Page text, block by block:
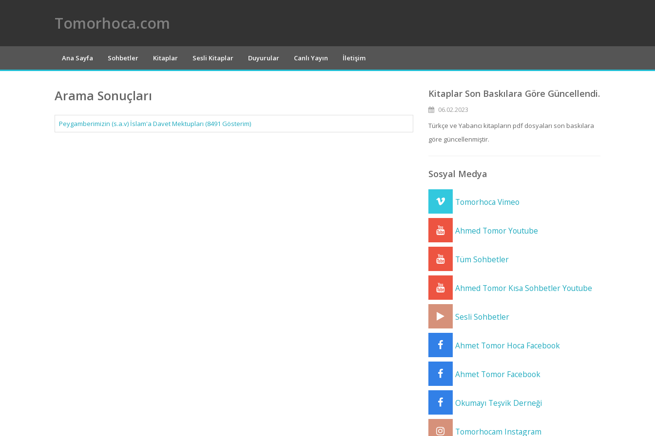
Tomorhoca.com
Ana Sayfa Sohbetler Kitaplar Sesli Kitaplar Duyurular Canlı Yayın İletişim
Arama Sonuçları
Peygamberimizin (s.a.v) İslam'a Davet Mektupları (8491 Gösterim)
Kitaplar Son Baskılara Göre Güncellendi.
06.02.2023
Türkçe ve Yabancı kitapların pdf dosyaları son baskılara
göre güncellenmiştir.
Sosyal Medya
Tomorhoca Vimeo
Ahmed Tomor Youtube
Tüm Sohbetler
Ahmed Tomor Kısa Sohbetler Youtube
Sesli Sohbetler
Ahmet Tomor Hoca Facebook
Ahmet Tomor Facebook
Okumayı Teşvik Derneği
Tomorhocam Instagram